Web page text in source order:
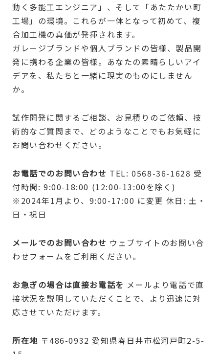
動く多能工エンジニア」、そして「あたたかい町
工場」の環境。これらが一体となって初めて、複
合加工機の真価が発揮されます。
ガレージブランドや個人ブランドの皆様、製品開
発に携わる企業の皆様。あなたの素晴らしいアイ
デアを、私たちと一緒に現実のものにしません
か。
試作開発に関するご相談、お見積りのご依頼、技
術的なご質問まで、どのようなことでもお気軽に
お問い合わせください。
お電話でのお問い合わせ TEL: 0568-36-1628 受
付時間: 9:00-18:00 (12:00-13:00を除く)
※2024年1月より、9:00-17:00 に変更 休日: 土・
日・祝日
メールでのお問い合わせ ウェブサイトのお問い合
わせフォームをご利用ください。
お急ぎの場合は直接お電話を メールより電話で直
接状況を説明していただくことで、より迅速に対
応させていただけます。
所在地 〒486-0932 愛知県春日井市松河戸町2-5-